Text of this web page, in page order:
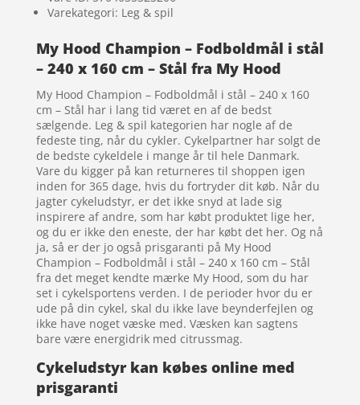
Varekategori: Leg & spil
My Hood Champion – Fodboldmål i stål
– 240 x 160 cm – Stål fra My Hood
My Hood Champion – Fodboldmål i stål – 240 x 160
cm – Stål har i lang tid været en af de bedst
sælgende. Leg & spil kategorien har nogle af de
fedeste ting, når du cykler. Cykelpartner har solgt de
de bedste cykeldele i mange år til hele Danmark.
Vare du kigger på kan returneres til shoppen igen
inden for 365 dage, hvis du fortryder dit køb. Når du
jagter cykeludstyr, er det ikke snyd at lade sig
inspirere af andre, som har købt produktet lige her,
og du er ikke den eneste, der har købt det her. Og nå
ja, så er der jo også prisgaranti på My Hood
Champion – Fodboldmål i stål – 240 x 160 cm – Stål
fra det meget kendte mærke My Hood, som du har
set i cykelsportens verden. I de perioder hvor du er
ude på din cykel, skal du ikke lave beynderfejlen og
ikke have noget væske med. Væsken kan sagtens
bare være energidrik med citrussmag.
Cykeludstyr kan købes online med
prisgaranti